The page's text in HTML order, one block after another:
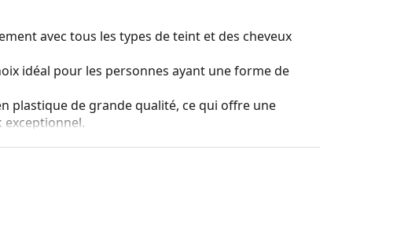
avec tous les types de teint et des cheveux
idéal pour les personnes ayant une forme de
plastique de grande qualité, ce qui offre une
affecter le contraste ni déformer les couleurs.
filtrer la lumière directe du soleil et la teinte la
traitement des lentilles permet une meilleure